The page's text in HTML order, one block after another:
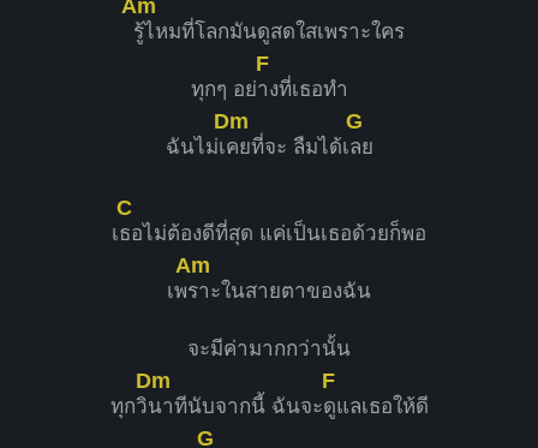
Am
รู้ไหมที่โลกมันดูสดใสเพราะใคร
ทุกๆ อย่
F
างที่เธอทำ
ฉันไม่เ
Dm
คยที่จะ ลืมได้เ
G
ลย
เ
C
ธอไม่ต้องดีที่สุด แค่เป็นเธอด้วยก็พอ
เพ
Am
ราะในสายตาของฉัน
จะมีค่ามากกว่านั้น
ทุกวิ
Dm
นาทีนับจากนี้ ฉันจะ
F
ดูแลเธอให้ดี
G